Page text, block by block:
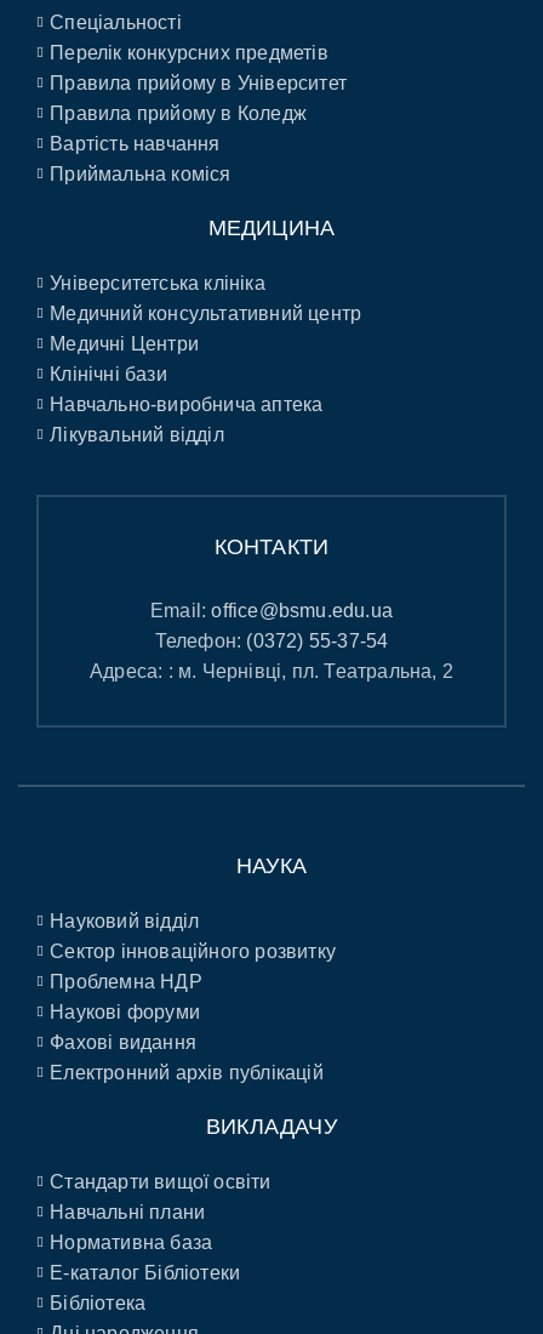
Спеціальності
Перелік конкурсних предметів
Правила прийому в Університет
Правила прийому в Коледж
Вартість навчання
Приймальна коміся
МЕДИЦИНА
Університетська клініка
Медичний консультативний центр
Медичні Центри
Клінічні бази
Навчально-виробнича аптека
Лікувальний відділ
КОНТАКТИ
Email:office@bsmu.edu.ua
Телефон: (0372) 55-37-54
Адреса: : м. Чернівці, пл. Театральна, 2
НАУКА
Науковий відділ
Сектор інноваційного розвитку
Проблемна НДР
Наукові форуми
Фахові видання
Електронний архів публікацій
ВИКЛАДАЧУ
Стандарти вищої освіти
Навчальні плани
Нормативна база
E-каталог Бібліотеки
Бібліотека